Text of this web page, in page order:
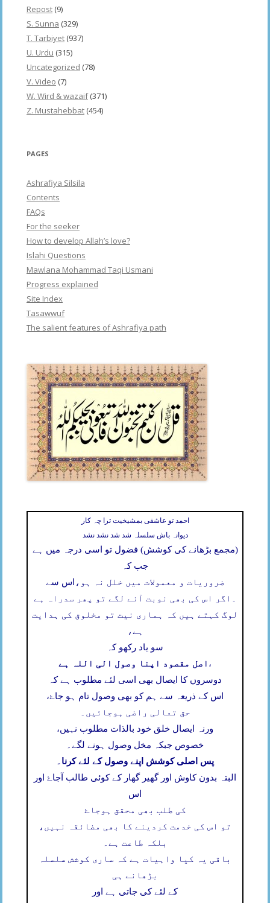
Repost (9)
S. Sunna (329)
T. Tarbiyet (937)
U. Urdu (315)
Uncategorized (78)
V. Video (7)
W. Wird & wazaif(371)
Z. Mustahebbat (454)
PAGES
Ashrafiya Silsila
Contents
FAQs
For the seeker
How to develop Allah’s love?
Islahi Questions
Mawlana Mohammad Taqi Usmani
Progress explained
Site Index
Tasawwuf
The salient features of Ashrafiya path
احمد تو عاشقی بمشیخیت ترا چہ کار
دیوانہ باش سلسلہ شد شد نشد نشد
(مجمع بڑھانے کی کوشش) فضول تو اسی درجہ میں ہے
جب کہ
اس سے ضروریات و معمولات میں خلل نہ ہو،
اگر اس کی بھی نوبت آنے لگے تو پھر سدراہ ہے
لوگ کہتے ہیں کہ ہماری نیت تو مخلوق کی ہدایت
ہے،
سو یاد رکھو کہ
اصل مقصود اپنا وصول الی اللہ ہے ،
دوسروں کا ایصال بھی اسی لئے مطلوب ہے کہ
اس کے ذریعہ سے ہم کو بھی وصول تام ہو جاۓ،
حق تعالی راضی ہوجائیں۔
ورنہ ایصال خلق خود بالذات مطلوب نہیں،
خصوص جبکہ مخل وصول ہونے لگے۔
پس اصلی کوشش اپنے وصول کے لئے کرنا۔
البتہ بدون کاوش اور گھیر گھار کے کوئی طالب آجاۓ اور
اس
کی طلب بھی محقق ہوجاۓ
تو اس کی خدمت کردینے کا بھی مضائقہ نہیں،
بلکہ طاعت ہے۔
باقی یہ کیا واہیات ہے کہ ساری کوشش سلسلہ
بڑھانے ہی
کے لئے کی جاتی ہے اور